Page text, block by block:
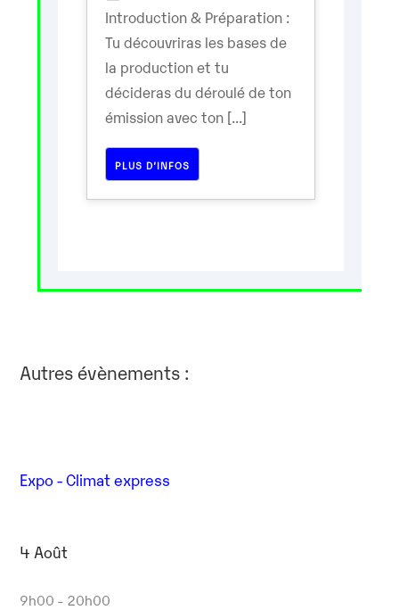
Introduction & Préparation :
Tu découvriras les bases de
la production et tu
décideras du déroulé de ton
émission avec ton [...]
PLUS D’INFOS
Autres évènements :
Expo - Climat express
4 Août
9h00 - 20h00